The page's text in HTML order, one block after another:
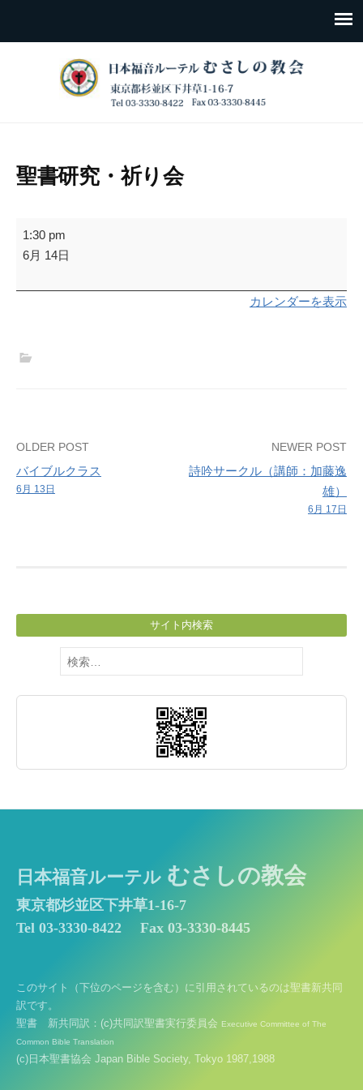
聖書研究・祈り会
聖
書
究・
1:30 pm
6月 14日
カレンダーを表示
Post
navigation
OLDER POST
バイブルクラス
6月 13日
NEWER POST
詩吟サークル（講師：加藤逸
雄）
6月 17日
サイト内検索
検
索:
日本福音ルーテル むさしの教会
東京都杉並区下井草1-16-7
Tel 03-3330-8422
Fax 03-3330-8445
このサイト（下位のページを含む）に引用されているのは聖書新共同
訳です。
聖書 新共同訳：(c)共同訳聖書実行委員会 Executive Committee of The
Common Bible Translation
(c)日本聖書協会 Japan Bible Society, Tokyo 1987,1988